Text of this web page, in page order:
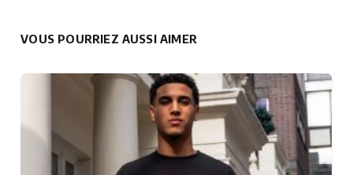
VOUS POURRIEZ AUSSI AIMER